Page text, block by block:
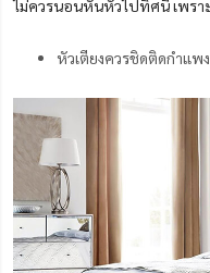
ไม่ควรนอนหันหัวไปทิศนี้ เพรา
หัวเตียงควรชิดติดกำแพง